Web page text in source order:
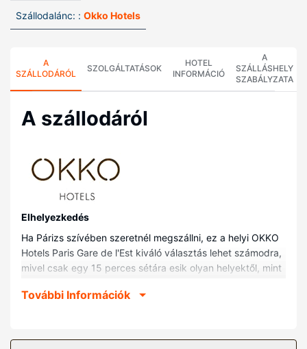
Szállodalánc: : Okko Hotels
A
SZÁLLODÁRÓL
SZOLGÁLTATÁSOK
HOTEL
INFORMÁCIÓ
A
SZÁLLÁSHELY
SZABÁLYZATA
A szállodáról
Elhelyezkedés
Ha Párizs szívében szeretnél megszállni, ez a helyi OKKO
Hotels Paris Gare de l'Est kiváló választás lehet számodra,
mivel csak egy 15 perces sétára esik olyan helyektől, mint
a helyi hotel kb. 3,1 km-re található Palais Garnier
További Információk